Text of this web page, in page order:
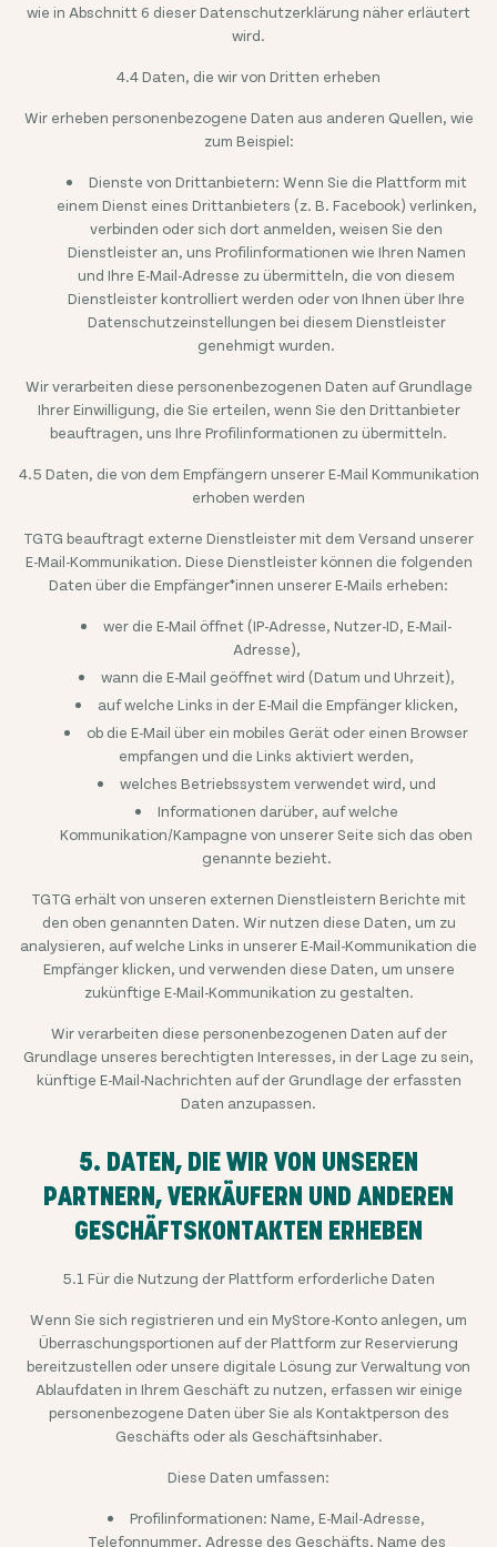
wie in Abschnitt 6 dieser Datenschutzerklärung näher erläutert
wird.
4.4 Daten, die wir von Dritten erheben
Wir erheben personenbezogene Daten aus anderen Quellen, wie
zum Beispiel:
Dienste von Drittanbietern: Wenn Sie die Plattform mit
einem Dienst eines Drittanbieters (z. B. Facebook) verlinken,
verbinden oder sich dort anmelden, weisen Sie den
Dienstleister an, uns Profilinformationen wie Ihren Namen
und Ihre E-Mail-Adresse zu übermitteln, die von diesem
Dienstleister kontrolliert werden oder von Ihnen über Ihre
Datenschutzeinstellungen bei diesem Dienstleister
genehmigt wurden.
Wir verarbeiten diese personenbezogenen Daten auf Grundlage
Ihrer Einwilligung, die Sie erteilen, wenn Sie den Drittanbieter
beauftragen, uns Ihre Profilinformationen zu übermitteln.
4.5 Daten, die von dem Empfängern unserer E-Mail Kommunikation
erhoben werden
TGTG beauftragt externe Dienstleister mit dem Versand unserer
E-Mail-Kommunikation. Diese Dienstleister können die folgenden
Daten über die Empfänger*innen unserer E-Mails erheben:
wer die E-Mail öffnet (IP-Adresse, Nutzer-ID, E-Mail-
Adresse),
wann die E-Mail geöffnet wird (Datum und Uhrzeit),
auf welche Links in der E-Mail die Empfänger klicken,
ob die E-Mail über ein mobiles Gerät oder einen Browser
empfangen und die Links aktiviert werden,
welches Betriebssystem verwendet wird, und
Informationen darüber, auf welche
Kommunikation/Kampagne von unserer Seite sich das oben
genannte bezieht.
TGTG erhält von unseren externen Dienstleistern Berichte mit
den oben genannten Daten. Wir nutzen diese Daten, um zu
analysieren, auf welche Links in unserer E-Mail-Kommunikation die
Empfänger klicken, und verwenden diese Daten, um unsere
zukünftige E-Mail-Kommunikation zu gestalten.
Wir verarbeiten diese personenbezogenen Daten auf der
Grundlage unseres berechtigten Interesses, in der Lage zu sein,
künftige E-Mail-Nachrichten auf der Grundlage der erfassten
Daten anzupassen.
5. DATEN, DIE WIR VON UNSEREN
PARTNERN, VERKÄUFERN UND ANDEREN
GESCHÄFTSKONTAKTEN ERHEBEN
5.1 Für die Nutzung der Plattform erforderliche Daten
Wenn Sie sich registrieren und ein MyStore-Konto anlegen, um
Überraschungsportionen auf der Plattform zur Reservierung
bereitzustellen oder unsere digitale Lösung zur Verwaltung von
Ablaufdaten in Ihrem Geschäft zu nutzen, erfassen wir einige
personenbezogene Daten über Sie als Kontaktperson des
Geschäfts oder als Geschäftsinhaber.
Diese Daten umfassen:
Profilinformationen: Name, E-Mail-Adresse,
Telefonnummer, Adresse des Geschäfts, Name des